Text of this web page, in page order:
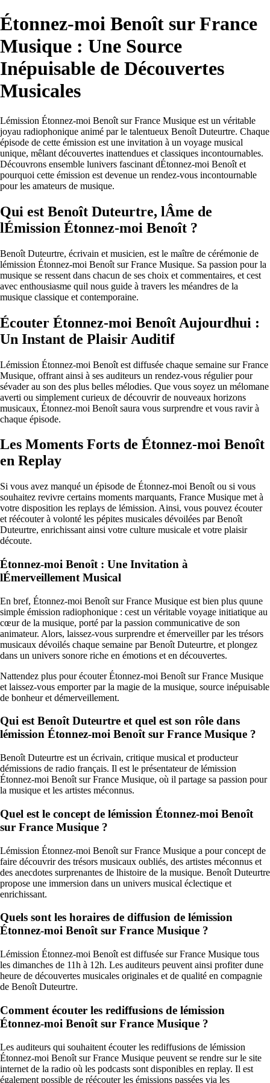
Étonnez-moi Benoît sur France
Musique : Une Source
Inépuisable de Découvertes
Musicales
Lémission Étonnez-moi Benoît sur France Musique est un véritable
joyau radiophonique animé par le talentueux Benoît Duteurtre. Chaque
épisode de cette émission est une invitation à un voyage musical
unique, mêlant découvertes inattendues et classiques incontournables.
Découvrons ensemble lunivers fascinant dÉtonnez-moi Benoît et
pourquoi cette émission est devenue un rendez-vous incontournable
pour les amateurs de musique.
Qui est Benoît Duteurtre, lÂme de
lÉmission Étonnez-moi Benoît ?
Benoît Duteurtre, écrivain et musicien, est le maître de cérémonie de
lémission Étonnez-moi Benoît sur France Musique. Sa passion pour la
musique se ressent dans chacun de ses choix et commentaires, et cest
avec enthousiasme quil nous guide à travers les méandres de la
musique classique et contemporaine.
Écouter Étonnez-moi Benoît Aujourdhui :
Un Instant de Plaisir Auditif
Lémission Étonnez-moi Benoît est diffusée chaque semaine sur France
Musique, offrant ainsi à ses auditeurs un rendez-vous régulier pour
sévader au son des plus belles mélodies. Que vous soyez un mélomane
averti ou simplement curieux de découvrir de nouveaux horizons
musicaux, Étonnez-moi Benoît saura vous surprendre et vous ravir à
chaque épisode.
Les Moments Forts de Étonnez-moi Benoît
en Replay
Si vous avez manqué un épisode de Étonnez-moi Benoît ou si vous
souhaitez revivre certains moments marquants, France Musique met à
votre disposition les replays de lémission. Ainsi, vous pouvez écouter
et réécouter à volonté les pépites musicales dévoilées par Benoît
Duteurtre, enrichissant ainsi votre culture musicale et votre plaisir
découte.
Étonnez-moi Benoît : Une Invitation à
lÉmerveillement Musical
En bref, Étonnez-moi Benoît sur France Musique est bien plus quune
simple émission radiophonique : cest un véritable voyage initiatique au
cœur de la musique, porté par la passion communicative de son
animateur. Alors, laissez-vous surprendre et émerveiller par les trésors
musicaux dévoilés chaque semaine par Benoît Duteurtre, et plongez
dans un univers sonore riche en émotions et en découvertes.
Nattendez plus pour écouter Étonnez-moi Benoît sur France Musique
et laissez-vous emporter par la magie de la musique, source inépuisable
de bonheur et démerveillement.
Qui est Benoît Duteurtre et quel est son rôle dans
lémission Étonnez-moi Benoît sur France Musique ?
Benoît Duteurtre est un écrivain, critique musical et producteur
démissions de radio français. Il est le présentateur de lémission
Étonnez-moi Benoît sur France Musique, où il partage sa passion pour
la musique et les artistes méconnus.
Quel est le concept de lémission Étonnez-moi Benoît
sur France Musique ?
Lémission Étonnez-moi Benoît sur France Musique a pour concept de
faire découvrir des trésors musicaux oubliés, des artistes méconnus et
des anecdotes surprenantes de lhistoire de la musique. Benoît Duteurtre
propose une immersion dans un univers musical éclectique et
enrichissant.
Quels sont les horaires de diffusion de lémission
Étonnez-moi Benoît sur France Musique ?
Lémission Étonnez-moi Benoît est diffusée sur France Musique tous
les dimanches de 11h à 12h. Les auditeurs peuvent ainsi profiter dune
heure de découvertes musicales originales et de qualité en compagnie
de Benoît Duteurtre.
Comment écouter les rediffusions de lémission
Étonnez-moi Benoît sur France Musique ?
Les auditeurs qui souhaitent écouter les rediffusions de lémission
Étonnez-moi Benoît sur France Musique peuvent se rendre sur le site
internet de la radio où les podcasts sont disponibles en replay. Il est
également possible de réécouter les émissions passées via les